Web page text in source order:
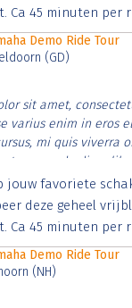
Ca 45 minuten per
Demo Ride Tour
(GD)
sit amet,
varius enim in eros
mi quis viverra
commodo diam
nibh et justo cursus
ut sem vitae risus
favoriete
deze geheel
Ca 45 minuten per
Demo Ride Tour
(NH)